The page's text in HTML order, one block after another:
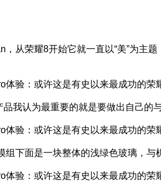
从荣耀8开始它就一直以“美”为主
我认为最重要的就是要做出自己的
下面是一块整体的浅绿色玻璃，与